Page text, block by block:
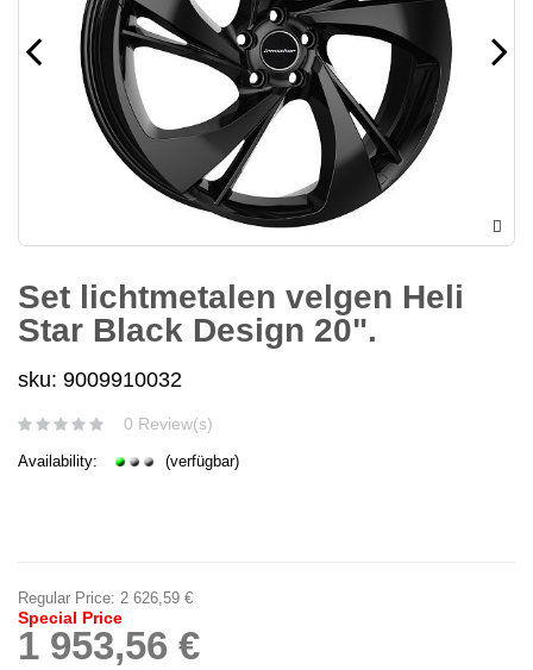
Set lichtmetalen velgen Heli
Star Black Design 20".
sku: 9009910032
0 Review(s)
Availability: (verfügbar)
Regular Price: 2 626,59 €
Special Price
1 953,56 €